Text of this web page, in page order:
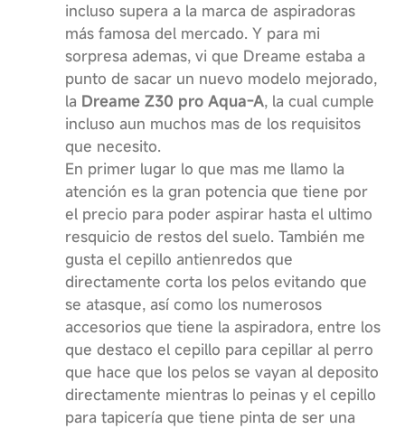
incluso supera a la marca de aspiradoras
más famosa del mercado. Y para mi
sorpresa ademas, vi que Dreame estaba a
punto de sacar un nuevo modelo mejorado,
la Dreame Z30 pro Aqua-A, la cual cumple
incluso aun muchos mas de los requisitos
que necesito.
En primer lugar lo que mas me llamo la
atención es la gran potencia que tiene por
el precio para poder aspirar hasta el ultimo
resquicio de restos del suelo. También me
gusta el cepillo antienredos que
directamente corta los pelos evitando que
se atasque, así como los numerosos
accesorios que tiene la aspiradora, entre los
que destaco el cepillo para cepillar al perro
que hace que los pelos se vayan al deposito
directamente mientras lo peinas y el cepillo
para tapicería que tiene pinta de ser una